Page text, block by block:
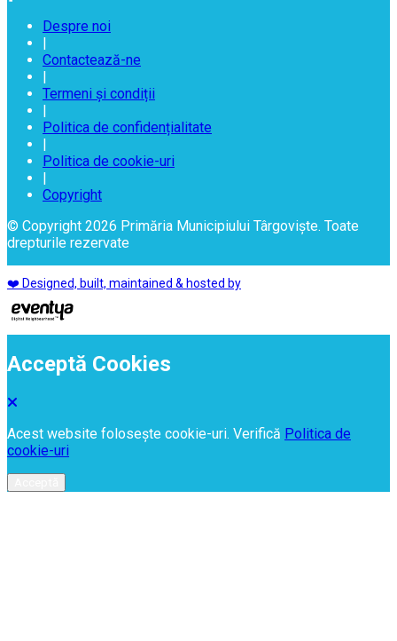
Despre noi
|
Contactează-ne
|
Termeni și condiții
|
Politica de confidențialitate
|
Politica de cookie-uri
|
Copyright
© Copyright 2026 Primăria Municipiului Târgoviște. Toate
drepturile rezervate
❤️ Designed, built, maintained & hosted by
Acceptă Cookies
Acest website folosește cookie-uri. Verifică Politica de
cookie-uri